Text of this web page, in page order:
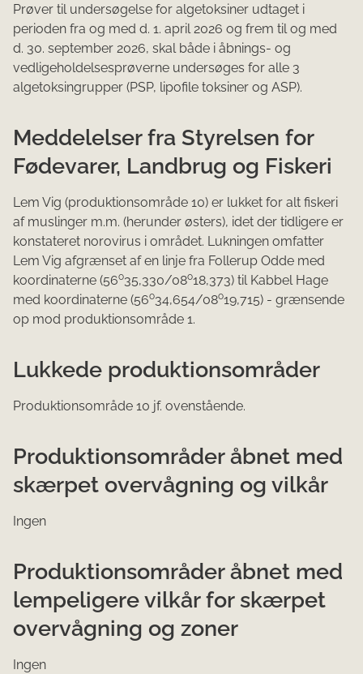
Prøver til undersøgelse for algetoksiner udtaget i
perioden fra og med d. 1. april 2026 og frem til og med
d. 30. september 2026, skal både i åbnings- og
vedligeholdelsesprøverne undersøges for alle 3
algetoksingrupper (PSP, lipofile toksiner og ASP).
Meddelelser fra Styrelsen for
Fødevarer, Landbrug og Fiskeri
Lem Vig (produktionsområde 10) er lukket for alt fiskeri
af muslinger m.m. (herunder østers), idet der tidligere er
konstateret norovirus i området. Lukningen omfatter
Lem Vig afgrænset af en linje fra Follerup Odde med
koordinaterne (56o35,330/08o18,373) til Kabbel Hage
med koordinaterne (56o34,654/08o19,715) - grænsende
op mod produktionsområde 1.
Lukkede produktionsområder
Produktionsområde 10 jf. ovenstående.
Produktionsområder åbnet med
skærpet overvågning og vilkår
Ingen
Produktionsområder åbnet med
lempeligere vilkår for skærpet
overvågning og zoner
Ingen